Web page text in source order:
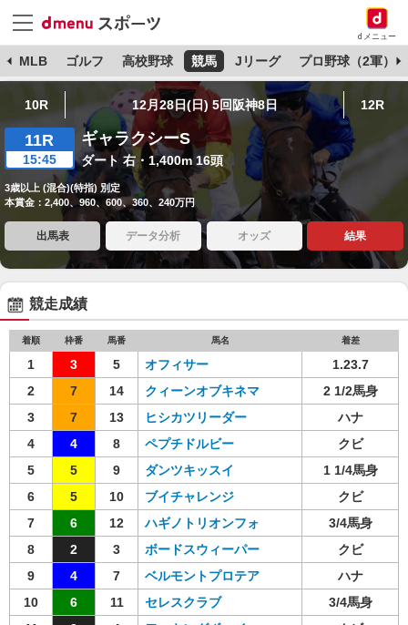
dメニュー
MLB ゴルフ 高校野球 競馬 Jリーグ プロ野球（2軍）
10R 12月28日(日) 5回阪神8日 12R
11R
15:45
ギャラクシーS
ダート 右・1,400m 16頭
3歳以上 (混合)(特指) 別定
本賞金：2,400、960、600、360、240万円
出馬表 データ分析 オッズ 結果
競走成績
着順 枠番 馬番 馬名 着差
1 3 5 オフィサー
1.23.7
2
7 14 クィーンオブキネマ
2 1/2馬身
3
7 13 ヒシカツリーダー
ハナ
4
4 8 ペプチドルビー
クビ
5
5 9 ダンツキッスイ
1 1/4馬身
6
5 10 ブイチャレンジ
クビ
7
6 12 ハギノトリオンフォ
3/4馬身
8
2 3 ボードスウィーパー
クビ
9
4 7 ベルモントプロテア
ハナ
10
6 11 セレスクラブ
3/4馬身